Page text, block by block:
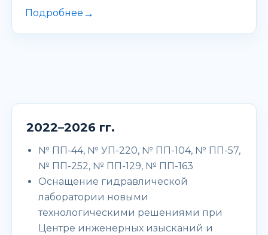
Подробнее →
2022–2026 гг.
№ ПП-44, № УП-220, № ПП-104, № ПП-57,
№ ПП-252, № ПП-129, № ПП-163
Оснащение гидравлической
лаборатории новыми
технологическими решениями при
Центре инженерных изысканий и